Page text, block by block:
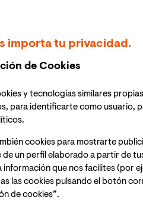
importa tu privacidad.
de Cookies
y tecnologías similares
para identificarte como usuario,
cookies para mostrarte
de un perfil elaborado a partir de
información que nos facilites (por
las cookies pulsando el botón
de cookies”.